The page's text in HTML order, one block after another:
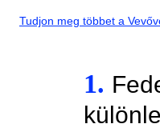
Tudjon meg többet a
1.